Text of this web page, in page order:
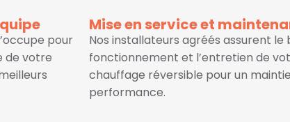
pour
de votre
Mise en service et
Nos installateurs agréés assurent le
fonctionnement et l’entretien de
chauffage réversible pour un
performance.